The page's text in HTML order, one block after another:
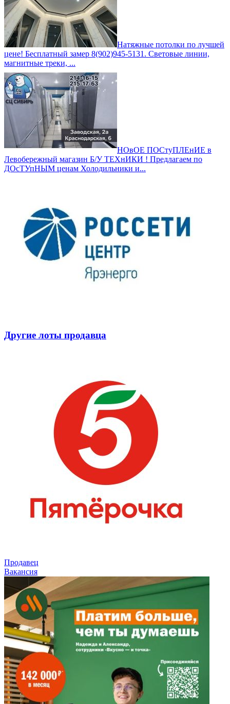
Натяжные потолки по лучшей
цене! Бесплатный замер 8(902)945-5131. Световые линии,
магнитные треки, ...
НОвОЕ ПОСтуПЛЕнИЕ в
Левобережный магазин Б/У ТЕХнИКИ ! Предлагаем по
ДОсТУпНЫМ ценам Холодильники и...
Другие лоты продавца
Продавец
Вакансия